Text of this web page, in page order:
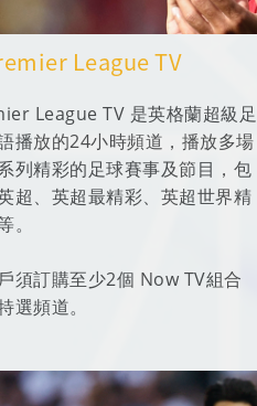
League TV
League TV 是英格蘭超級足
播放的24小時頻道，播放多場
列精彩的足球賽事及節目，包
超、英超最精彩、英超世界精
。
須訂購至少2個 Now TV組合
選頻道。